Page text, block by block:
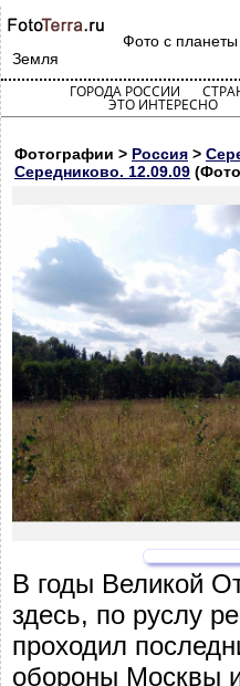
Фото с планеты
Земля
ГОРОДА РОССИИ
ЭТО ИНТЕРЕСНО
Фотографии > Россия >
Середниково. 12.09.09
В годы Великой
здесь, по руслу
проходил
обороны Москвы